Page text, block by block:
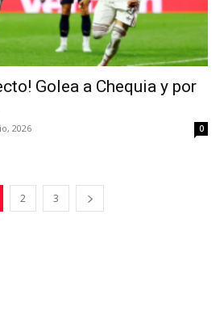
Golea a Chequia y por
2026 0
2 3